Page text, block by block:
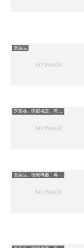
医薬品
医薬品、医療機器、再生医療等製品
医薬品、医療機器、再生医療等製品